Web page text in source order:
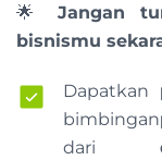
🌟 Jangan
bisnismu
Dapatkan
bimbingan
dari